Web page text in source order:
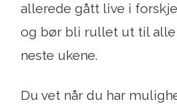
allerede gått live i
og bør bli rullet ut til alle
neste ukene.
Du vet når du har